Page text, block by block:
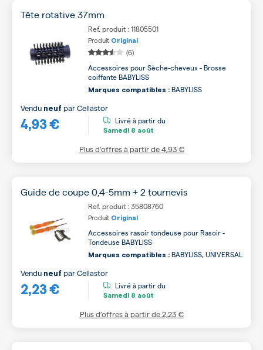
Tête rotative 37mm
Ref. produit : 11805501
Produit Original
(6)
Accessoires pour Sèche-cheveux - Brosse
coiffante BABYLISS
Marques compatibles : BABYLISS
4,93 €
Vendu neuf parCellastor
Livré à partir du
Samedi 8 août
Plus d’offres à partir de4,93 €
Guide de coupe 0,4-5mm + 2 tournevis
Ref. produit : 35808760
Produit Original
Accessoires rasoir tondeuse pour Rasoir -
Tondeuse BABYLISS
Marques compatibles : BABYLISS, UNIVERSAL
2,23 €
Vendu neuf parCellastor
Livré à partir du
Samedi 8 août
Plus d’offres à partir de2,23 €